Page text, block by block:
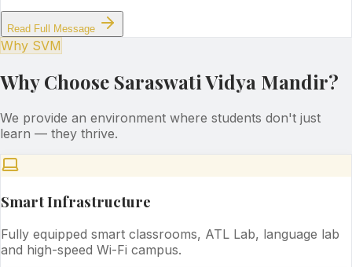
Read Full Message
Why SVM
Why Choose Saraswati Vidya Mandir?
We provide an environment where students don't just
learn — they thrive.
Smart Infrastructure
Fully equipped smart classrooms, ATL Lab, language lab
and high-speed Wi-Fi campus.